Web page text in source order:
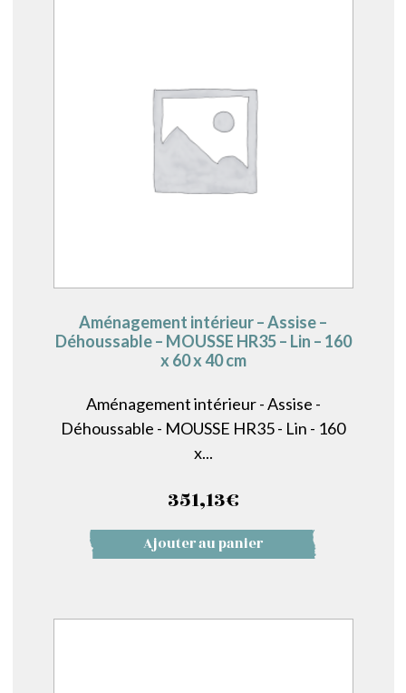
Aménagement intérieur – Assise –
Déhoussable – MOUSSE HR35 – Lin – 160
x 60 x 40 cm
Aménagement intérieur - Assise -
Déhoussable - MOUSSE HR35 - Lin - 160
x...
351,13€
Ajouter au panier